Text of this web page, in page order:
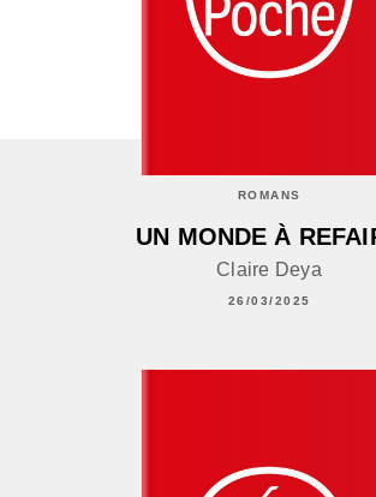
ROMANS
UN MONDE À
Claire Deya
26/03/2025